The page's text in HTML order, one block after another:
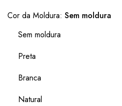
Cor da Moldura: Sem moldura
Sem moldura
Preta
Branca
Natural